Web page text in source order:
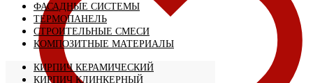
ФАСАДНЫЕ СИСТЕМЫ
ТЕРМОПАНЕЛЬ
СТРОИТЕЛЬНЫЕ СМЕСИ
КОМПОЗИТНЫЕ МАТЕРИАЛЫ
КИРПИЧ КЕРАМИЧЕСКИЙ
КИРПИЧ КЛИНКЕРНЫЙ